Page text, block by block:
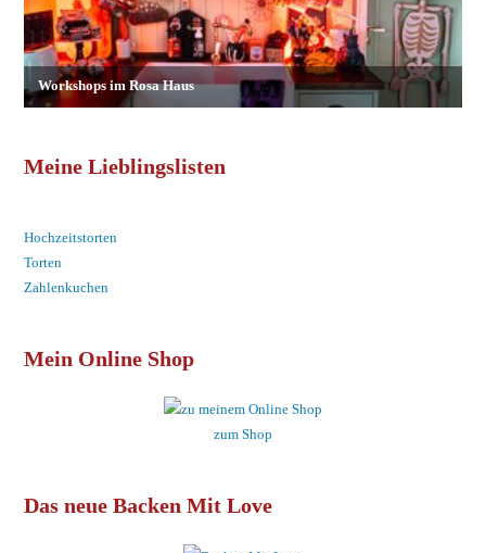
Meine Lieblingslisten
Hochzeitstorten
Torten
Zahlenkuchen
Mein Online Shop
zum Shop
Das neue Backen Mit Love